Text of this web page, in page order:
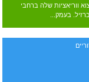
ווריאציות שלה ברחבי
בעמק...